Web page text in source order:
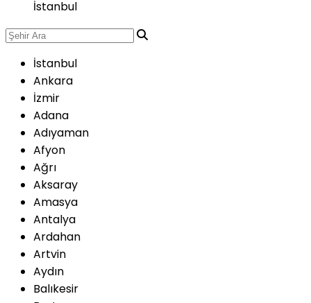
İstanbul
İstanbul
Ankara
İzmir
Adana
Adıyaman
Afyon
Ağrı
Aksaray
Amasya
Antalya
Ardahan
Artvin
Aydın
Balıkesir